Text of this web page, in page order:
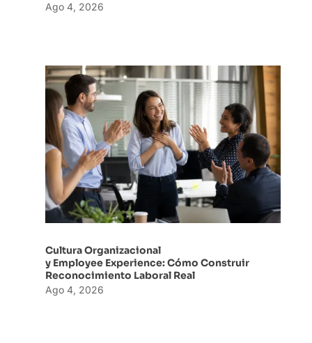
Ago 4, 2026
Cultura Organizacional
y Employee Experience: Cómo Construir
Reconocimiento Laboral Real
Ago 4, 2026